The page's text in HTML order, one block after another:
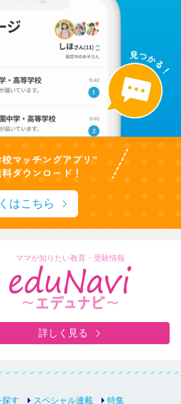
はこちら
ママが知りたい教育・受験情報
詳しく見る
探す スペシャル連載 特集